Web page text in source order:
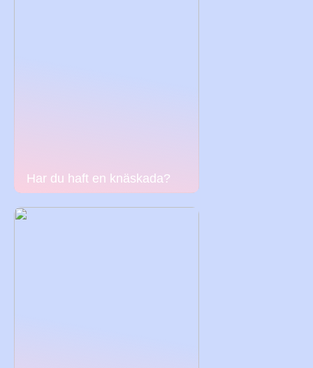
Har du haft en knäskada?